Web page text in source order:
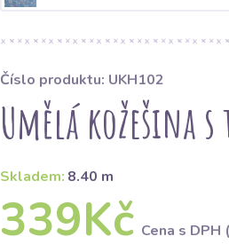
Číslo produktu: UKH102
Umělá kožešina
Skladem: 8.40 m
339Kč Cena s DPH